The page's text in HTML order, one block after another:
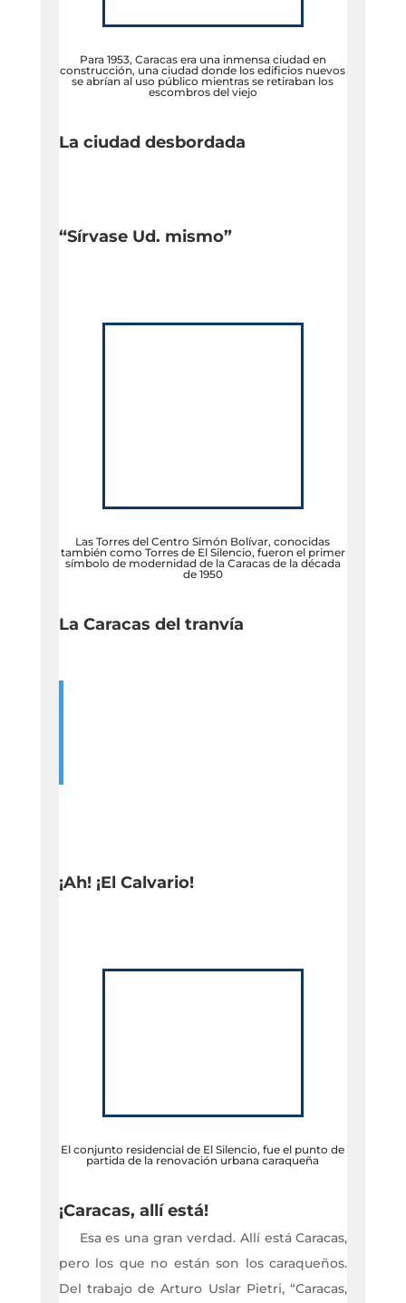
Para 1953, Caracas era una inmensa ciudad en
construcción, una ciudad donde los edificios nuevos
se abrían al uso público mientras se retiraban los
escombros del viejo
La ciudad desbordada
“Sírvase Ud. mismo”
Las Torres del Centro Simón Bolívar, conocidas
también como Torres de El Silencio, fueron el primer
símbolo de modernidad de la Caracas de la década
de 1950
La Caracas del tranvía
¡Ah! ¡El Calvario!
El conjunto residencial de El Silencio, fue el punto de
partida de la renovación urbana caraqueña
¡Caracas, allí está!
Esa es una gran verdad. Allí está Caracas,
pero los que no están son los caraqueños.
Del trabajo de Arturo Uslar Pietri, “Caracas,